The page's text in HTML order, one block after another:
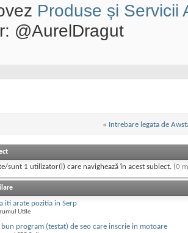
Produse și Servicii
@AurelDragut
« Intrebare legata de
sunt 1 utilizator(i) care navighează în acest subiect. (0
iti arate pozitia in Serp
Utile
bun program (testat) de seo care inscrie in motoare